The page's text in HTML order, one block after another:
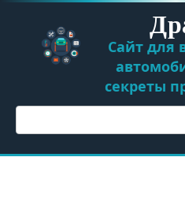
Перейти
контенту
Сайт для
секреты
Поиск: